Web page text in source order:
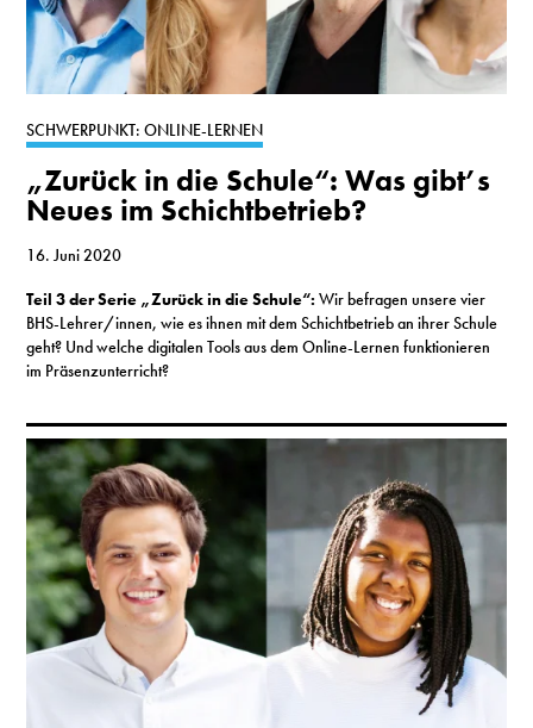
SCHWERPUNKT: ONLINE-LERNEN
„Zurück in die Schule“: Was gibt’s
Neues im Schichtbetrieb?
16. Juni 2020
Teil 3 der Serie „Zurück in die Schule“: Wir befragen unsere vier
BHS-Lehrer/innen, wie es ihnen mit dem Schichtbetrieb an ihrer Schule
geht? Und welche digitalen Tools aus dem Online-Lernen funktionieren
im Präsenzunterricht?